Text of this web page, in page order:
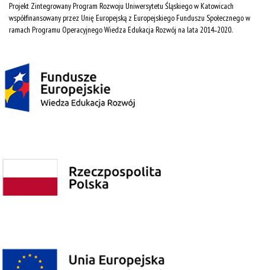
Projekt Zintegrowany Program Rozwoju Uniwersytetu Śląskiego w Katowicach
współfinansowany przez Unię Europejską z Europejskiego Funduszu Społecznego w
ramach Programu Operacyjnego Wiedza Edukacja Rozwój na lata 2014˗2020.